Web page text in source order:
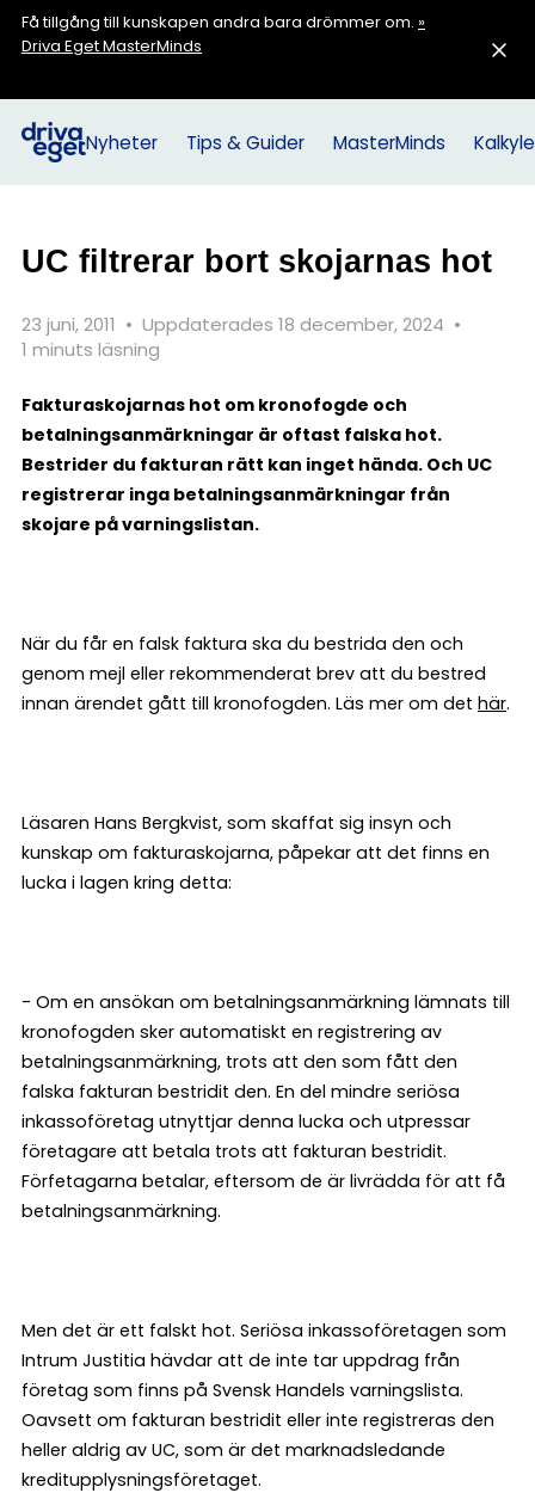
Få tillgång till kunskapen andra bara drömmer om. »
Driva Eget MasterMinds
Nyheter Tips & Guider MasterMinds
UC filtrerar bort skojarnas hot
23 juni, 2011 • Uppdaterades 18 december, 2024 •
1 minuts läsning
Fakturaskojarnas hot om kronofogde och
betalningsanmärkningar är oftast falska hot.
Bestrider du fakturan rätt kan inget hända. Och UC
registrerar inga betalningsanmärkningar från
skojare på varningslistan.
När du får en falsk faktura ska du bestrida den och
genom mejl eller rekommenderat brev att du bestred
innan ärendet gått till kronofogden. Läs mer om det här.
Läsaren Hans Bergkvist, som skaffat sig insyn och
kunskap om fakturaskojarna, påpekar att det finns en
lucka i lagen kring detta:
- Om en ansökan om betalningsanmärkning lämnats till
kronofogden sker automatiskt en registrering av
betalningsanmärkning, trots att den som fått den
falska fakturan bestridit den. En del mindre seriösa
inkassoföretag utnyttjar denna lucka och utpressar
företagare att betala trots att fakturan bestridit.
Förfetagarna betalar, eftersom de är livrädda för att få
betalningsanmärkning.
Men det är ett falskt hot. Seriösa inkassoföretagen som
Intrum Justitia hävdar att de inte tar uppdrag från
företag som finns på Svensk Handels varningslista.
Oavsett om fakturan bestridit eller inte registreras den
heller aldrig av UC, som är det marknadsledande
kreditupplysningsföretaget.